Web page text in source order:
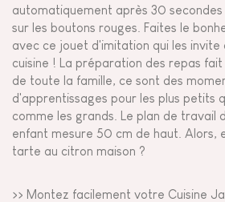
automatiquement après 30 secondes
sur les boutons rouges. Faites le
avec ce jouet d'imitation qui les invite
cuisine ! La préparation des repas
de toute la famille, ce sont des
d'apprentissages pour les plus petits
comme les grands. Le plan de travail
enfant mesure 50 cm de haut. Alors,
tarte au citron maison ?
>> Montez facilement votre Cuisine